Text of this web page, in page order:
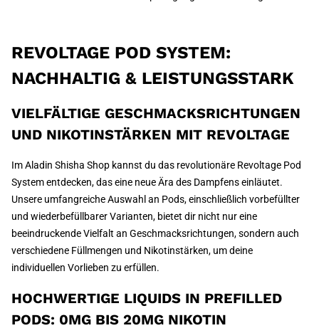
REVOLTAGE POD SYSTEM:
NACHHALTIG & LEISTUNGSSTARK
VIELFÄLTIGE GESCHMACKSRICHTUNGEN
UND NIKOTINSTÄRKEN MIT REVOLTAGE
Im Aladin Shisha Shop kannst du das revolutionäre Revoltage Pod
System entdecken, das eine neue Ära des Dampfens einläutet.
Unsere umfangreiche Auswahl an Pods, einschließlich vorbefüllter
und wiederbefüllbarer Varianten, bietet dir nicht nur eine
beeindruckende Vielfalt an Geschmacksrichtungen, sondern auch
verschiedene Füllmengen und Nikotinstärken, um deine
individuellen Vorlieben zu erfüllen.
HOCHWERTIGE LIQUIDS IN PREFILLED
PODS: 0MG BIS 20MG NIKOTIN